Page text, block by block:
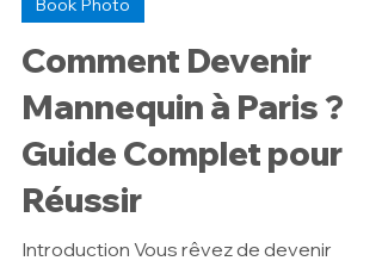
Comment Devenir
Mannequin à Paris ?
Guide Complet pour
Réussir